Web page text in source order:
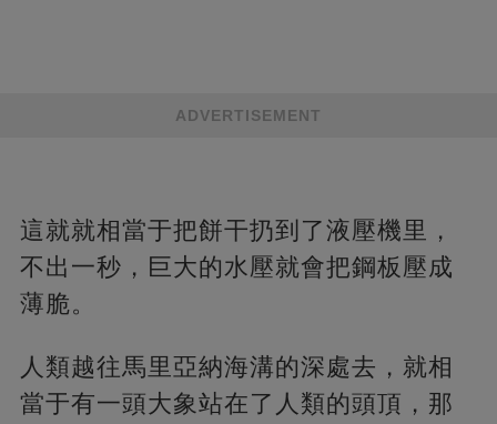
ADVERTISEMENT
這就就相當于把餅干扔到了液壓機里，
不出一秒，巨大的水壓就會把鋼板壓成
薄脆。
人類越往馬里亞納海溝的深處去，就相
當于有一頭大象站在了人類的頭頂，那